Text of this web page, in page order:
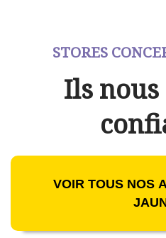
STORES
Ils
VOIR TOUS NOS